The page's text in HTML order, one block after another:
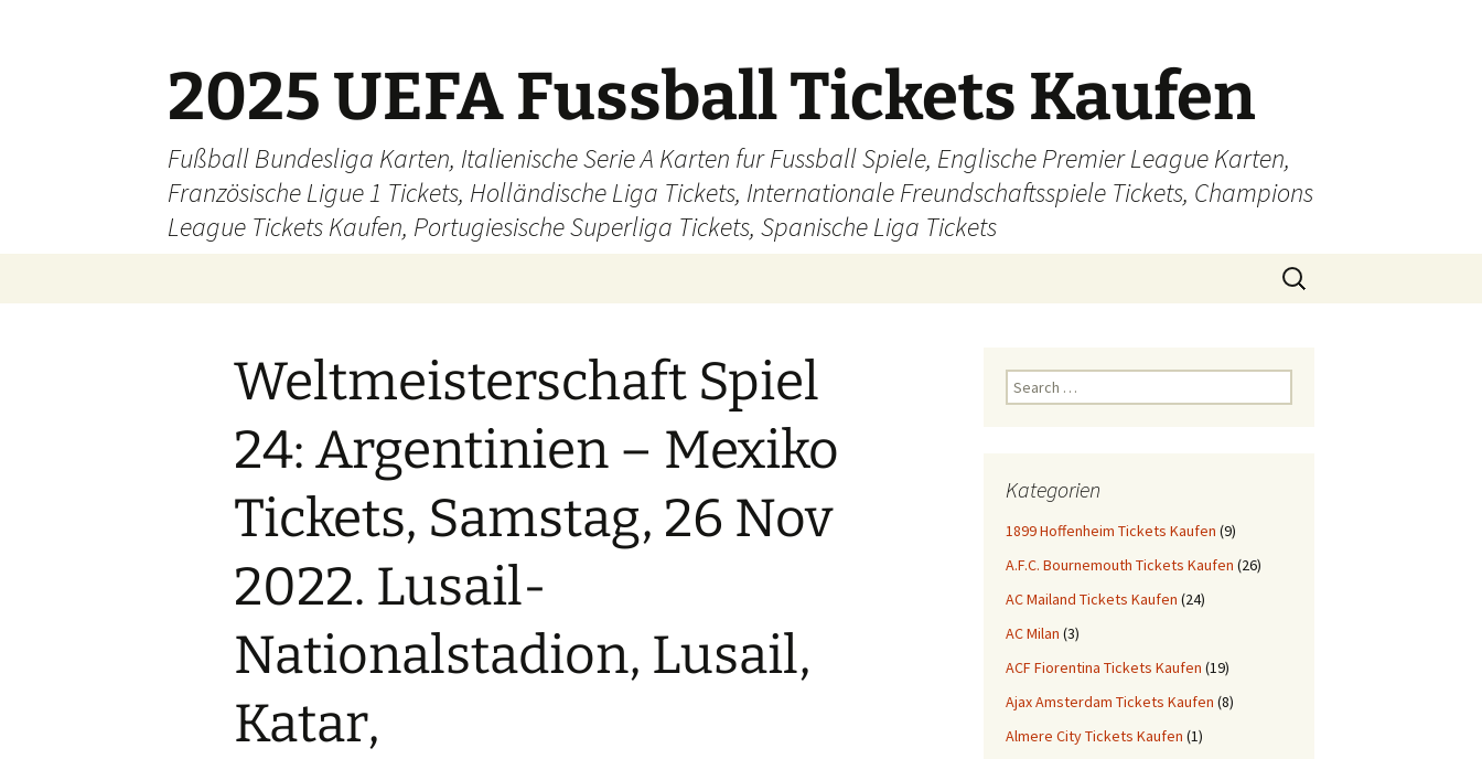
2025 UEFA Fussball Tickets Kaufen
Fußball Bundesliga Karten, Italienische Serie A Karten fur Fussball Spiele, Englische Premier League Karten,
Französische Ligue 1 Tickets, Holländische Liga Tickets, Internationale Freundschaftsspiele Tickets, Champions
League Tickets Kaufen, Portugiesische Superliga Tickets, Spanische Liga Tickets
Search
for:
Weltmeisterschaft Spiel
24: Argentinien – Mexiko
Tickets, Samstag, 26 Nov
2022. Lusail-
Nationalstadion, Lusail,
Katar,
Search
for:
Kategorien
1899 Hoffenheim Tickets Kaufen (9)
A.F.C. Bournemouth Tickets Kaufen (26)
AC Mailand Tickets Kaufen (24)
AC Milan (3)
ACF Fiorentina Tickets Kaufen (19)
Ajax Amsterdam Tickets Kaufen (8)
Almere City Tickets Kaufen (1)